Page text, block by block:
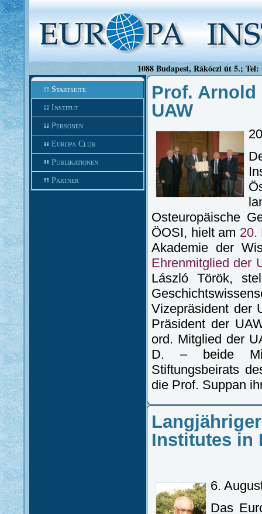
1088 Budapest, Rákóczi út 5.;
Startseite
Institut
Personen
Europa Club
Publikationen
Partner
Prof. Arnold
UAW
Osteuropäische
ÖOSI, hielt am 20.
Akademie der
Ehrenmitglied der
László Török,
Vizepräsident der
Präsident der
ord. Mitglied der
D. – beide
Stiftungsbeirats
die Prof. Suppan
Institutes in
6.
Das